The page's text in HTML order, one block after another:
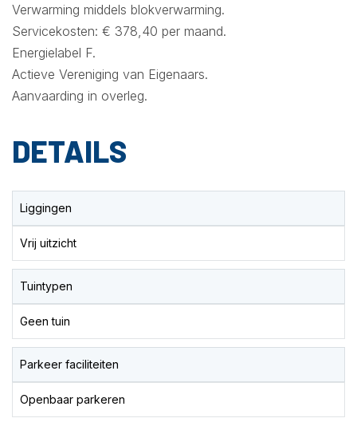
Verwarming middels blokverwarming.
Servicekosten: € 378,40 per maand.
Energielabel F.
Actieve Vereniging van Eigenaars.
Aanvaarding in overleg.
DETAILS
Liggingen
Vrij uitzicht
Tuintypen
Geen tuin
Parkeer faciliteiten
Openbaar parkeren